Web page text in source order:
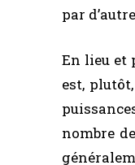
par
En lieu et
est,
nombre